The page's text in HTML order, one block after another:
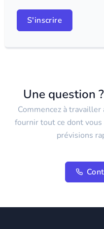
S'inscrire
Une question
Commencez à
fournir tout ce dont
prévisions